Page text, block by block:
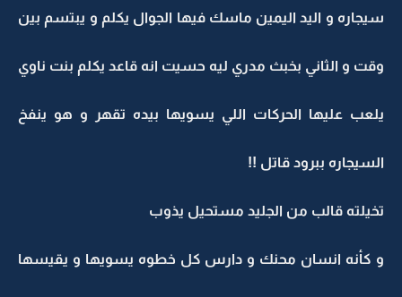
سيجاره و اليد اليمين ماسك فيها الجوال يكلم و يبتسم بين
وقت و الثاني بخبث مدري ليه حسيت انه قاعد يكلم بنت ناوي
يلعب عليها الحركات اللي يسويها بيده تقهر و هو ينفخ
السيجاره ببرود قاتل !!
تخيلته قالب من الجليد مستحيل يذوب
و كأنه انسان محنك و دارس كل خطوه يسويها و يقيسها